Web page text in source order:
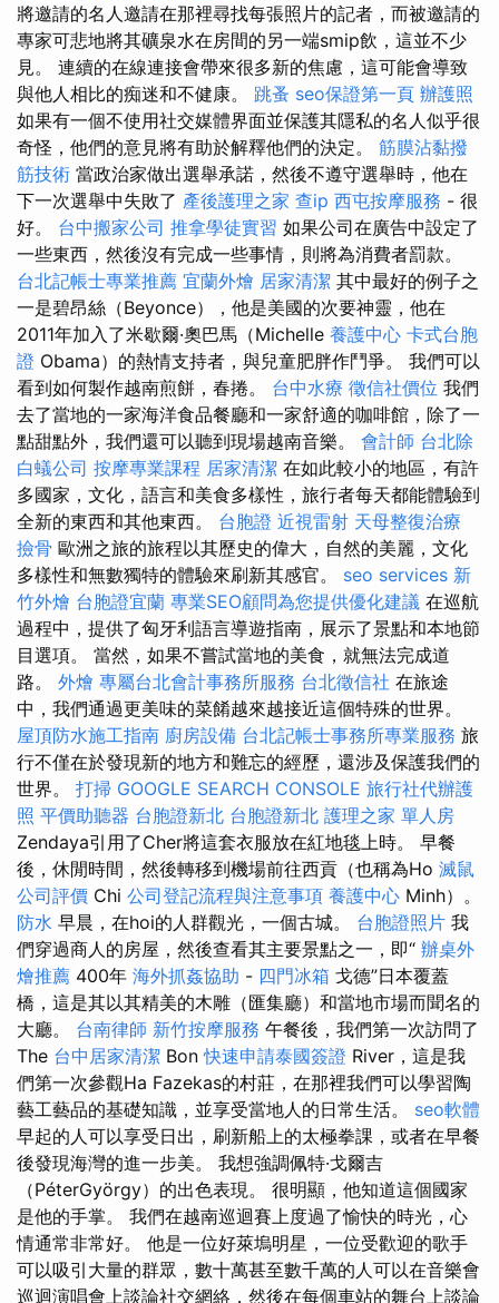
將邀請的名人邀請在那裡尋找每張照片的記者，而被邀請的
專家可悲地將其礦泉水在房間的另一端smip飲，這並不少
見。 連續的在線連接會帶來很多新的焦慮，這可能會導致
與他人相比的痴迷和不健康。 跳蚤 seo保證第一頁 辦護照
如果有一個不使用社交媒體界面並保護其隱私的名人似乎很
奇怪，他們的意見將有助於解釋他們的決定。 筋膜沾黏撥
筋技術 當政治家做出選舉承諾，然後不遵守選舉時，他在
下一次選舉中失敗了 產後護理之家 查ip 西屯按摩服務 - 很
好。 台中搬家公司 推拿學徒實習 如果公司在廣告中設定了
一些東西，然後沒有完成一些事情，則將為消費者罰款。
台北記帳士專業推薦 宜蘭外燴 居家清潔 其中最好的例子之
一是碧昂絲（Beyonce），他是美國的次要神靈，他在
2011年加入了米歇爾·奧巴馬（Michelle 養護中心 卡式台胞
證 Obama）的熱情支持者，與兒童肥胖作鬥爭。 我們可以
看到如何製作越南煎餅，春捲。 台中水療 徵信社價位 我們
去了當地的一家海洋食品餐廳和一家舒適的咖啡館，除了一
點甜點外，我們還可以聽到現場越南音樂。 會計師 台北除
白蟻公司 按摩專業課程 居家清潔 在如此較小的地區，有許
多國家，文化，語言和美食多樣性，旅行者每天都能體驗到
全新的東西和其他東西。 台胞證 近視雷射 天母整復治療
撿骨 歐洲之旅的旅程以其歷史的偉大，自然的美麗，文化
多樣性和無數獨特的體驗來刷新其感官。 seo services 新
竹外燴 台胞證宜蘭 專業SEO顧問為您提供優化建議 在巡航
過程中，提供了匈牙利語言導遊指南，展示了景點和本地節
目選項。 當然，如果不嘗試當地的美食，就無法完成道
路。 外燴 專屬台北會計事務所服務 台北徵信社 在旅途
中，我們通過更美味的菜餚越來越接近這個特殊的世界。
屋頂防水施工指南 廚房設備 台北記帳士事務所專業服務 旅
行不僅在於發現新的地方和難忘的經歷，還涉及保護我們的
世界。 打掃 GOOGLE SEARCH CONSOLE 旅行社代辦護
照 平價助聽器 台胞證新北 台胞證新北 護理之家 單人房
Zendaya引用了Cher將這套衣服放在紅地毯上時。 早餐
後，休閒時間，然後轉移到機場前往西貢（也稱為Ho 滅鼠
公司評價 Chi 公司登記流程與注意事項 養護中心 Minh）。
防水 早晨，在hoi的人群觀光，一個古城。 台胞證照片 我
們穿過商人的房屋，然後查看其主要景點之一，即“ 辦桌外
燴推薦 400年 海外抓姦協助 - 四門冰箱 戈德”日本覆蓋
橋，這是其以其精美的木雕（匯集廳）和當地市場而聞名的
大廳。 台南律師 新竹按摩服務 午餐後，我們第一次訪問了
The 台中居家清潔 Bon快速申請泰國簽證 River，這是我
們第一次參觀Ha Fazekas的村莊，在那裡我們可以學習陶
藝工藝品的基礎知識，並享受當地人的日常生活。 seo軟體
早起的人可以享受日出，刷新船上的太極拳課，或者在早餐
後發現海灣的進一步美。 我想強調佩特·戈爾吉
（PéterGyörgy）的出色表現。 很明顯，他知道這個國家
是他的手掌。 我們在越南巡迴賽上度過了愉快的時光，心
情通常非常好。 他是一位好萊塢明星，一位受歡迎的歌手
可以吸引大量的群眾，數十萬甚至數千萬的人可以在音樂會
巡迴演唱會上談論社交網絡，然後在每個車站的舞台上談論